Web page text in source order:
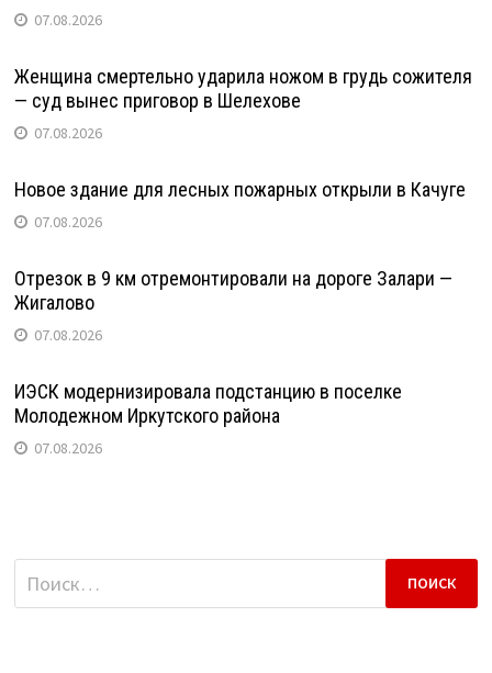
07.08.2026
Женщина смертельно ударила ножом в грудь сожителя
— суд вынес приговор в Шелехове
07.08.2026
Новое здание для лесных пожарных открыли в Качуге
07.08.2026
Отрезок в 9 км отремонтировали на дороге Залари —
Жигалово
07.08.2026
ИЭСК модернизировала подстанцию в поселке
Молодежном Иркутского района
07.08.2026
Найти: